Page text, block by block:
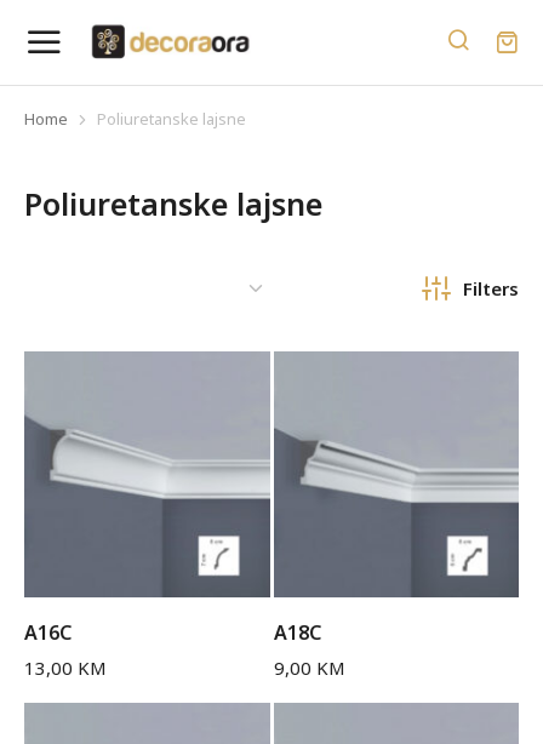
You are here:
Home Poliuretanske lajsne
Poliuretanske lajsne
Filters
A16C
13,00 KM
A18C
9,00 KM